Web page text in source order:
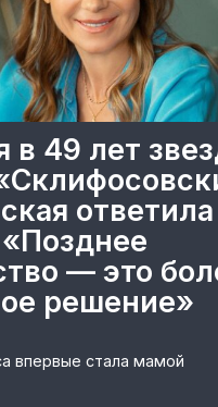
в 49 лет
— это
решение»
впервые стала мамой